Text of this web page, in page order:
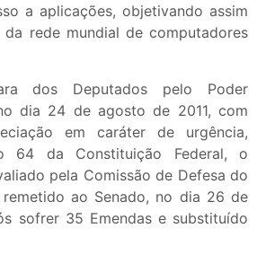
a aplicações, objetivando assim
rede mundial de computadores
dos Deputados pelo Poder
dia 24 de agosto de 2011, com
em caráter de urgência,
64 da Constituição Federal, o
pela Comissão de Defesa do
remetido ao Senado, no dia 26 de
sofrer 35 Emendas e substituído